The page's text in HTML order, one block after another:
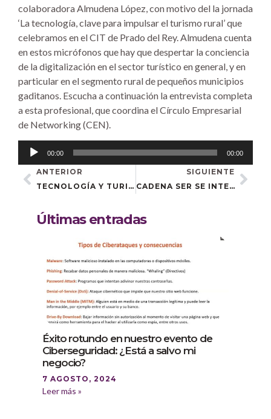
colaboradora Almudena López, con motivo del la jornada
‘La tecnología, clave para impulsar el turismo rural’ que
celebramos en el CIT de Prado del Rey. Almudena cuenta
en estos micrófonos que hay que despertar la conciencia
de la digitalización en el sector turístico en general, y en
particular en el segmento rural de pequeños municipios
gaditanos. Escucha a continuación la entrevista completa
a esta profesional, que coordina el Círculo Empresarial
de Networking (CEN).
Reproductor
audio
00:00 00:00
ANTERIOR
TECNOLOGÍA Y TURISMO RURAL: TÁNDEM DE ÉXITO
SIGUIENTE
CADENA SER SE INTERESA SOBRE NUESTRA JORNADA DE CIBERSEGURIDAD
Últimas entradas
Éxito rotundo en nuestro evento de
Ciberseguridad: ¿Está a salvo mi
negocio?
7 AGOSTO, 2024
Leer más »